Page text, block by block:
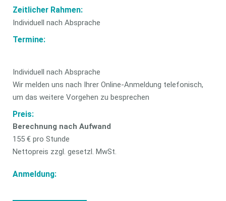
Zeitlicher Rahmen:
Individuell nach Absprache
Termine:
Individuell nach Absprache
Wir melden uns nach Ihrer Online-Anmeldung telefonisch,
um das weitere Vorgehen zu besprechen
Preis:
Berechnung nach Aufwand
155 € pro Stunde
Nettopreis zzgl. gesetzl. MwSt.
Anmeldung: